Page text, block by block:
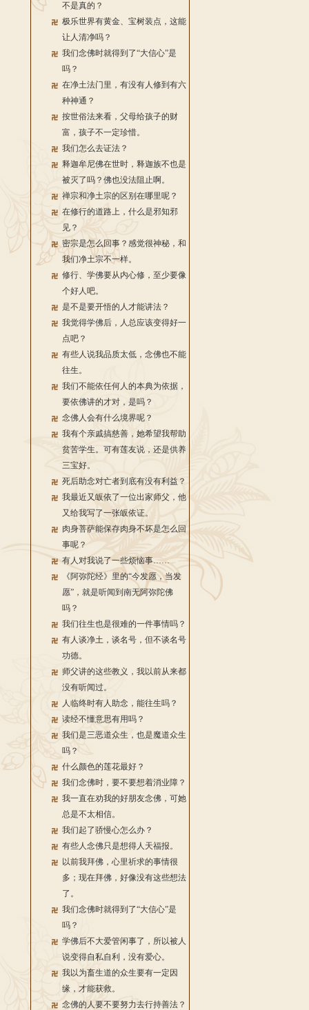
不是真的？
极乐世界有黄金、宝树装点，这能
让人清净吗？
我们念佛时就得到了“大信心”是
吗？
在净土法门里，有没有人修到有六
种神通？
按世俗法来看，父母给孩子的财
富，孩子不一定珍惜。
我们怎么去证法？
释迦牟尼佛在世时，释迦族不也是
被灭了吗？佛也没法阻止啊。
禅宗和净土宗的区别在哪里呢？
在修行的道路上，什么是邪知邪
见？
密宗是怎么回事？感觉很神秘，和
我们净土宗不一样。
修行、学佛要从内心修，至少要像
个好人吧。
是不是要开悟的人才能讲法？
我觉得学佛后，人总应该变得好一
点吧？
有些人说我品质太低，念佛也不能
往生。
我们不能依任何人的本典为依据，
要依佛讲的才对，是吗？
念佛人会有什么境界呢？
我有个亲戚搞慈善，她希望我帮助
贫苦学生。可有莲友说，还是供养
三宝好。
死后助念对亡者到底有没有利益？
我最近又皈依了一位出家师父，他
又给我写了一张皈依证。
肉身菩萨能保存肉身不坏是怎么回
事呢？
有人对我说了一些烦恼事……
《阿弥陀经》里的“今发愿，当发
愿”，就是听闻到南无阿弥陀佛
吗？
我们往生也是很难的一件事情吗？
有人谈净土，谈名号，但不谈名号
功德。
师父讲的这些教义，我以前从来都
没有听闻过。
人临终时有人助念，能往生吗？
读经不懂意思有用吗？
我们是三恶道众生，也是魔道众生
吗？
什么颜色的莲花最好？
我们念佛时，要不要想着消业障？
我一直在劝我的好朋友念佛，可她
总是不太相信。
我们起了骄慢心怎么办？
有些人念佛只是想得人天福报。
以前我拜佛，心里祈求的事情很
多；现在拜佛，好像没有这些想法
了。
我们念佛时就得到了“大信心”是
吗？
学佛后不大爱管闲事了，所以被人
说变得自私自利，没有爱心。
我以为畜生道的众生要有一定因
缘，才能获救。
念佛的人要不要努力去行持善法？